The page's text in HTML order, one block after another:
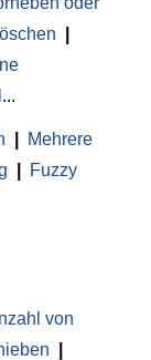
...
Mehrere
Fuzzy
von